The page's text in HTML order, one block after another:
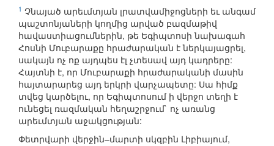
1 Չնայած արեւմտյան լրատվամիջոցների եւ անգամ
պաշտոնյաների կողմից արված բազմաթիվ
հավաստիացումներին, թե Եգիպտոսի նախագահ
Հոսնի Մուբարաքը հրաժարական է ներկայացրել,
սակայն ոչ ոք այդպես էլ չտեսավ այդ կադրերը:
Հայտնի է, որ Մուբարաքի հրաժարականի մասին
հայտարարեց այդ երկրի վարչապետը: Սա հիմք
տվեց կարծելու, որ Եգիպտոսում ի վերջո տեղի է
ունեցել ռազմական հեղաշրջում` ոչ առանց
արեւմտյան աջակցության:
Փետրվարի վերջին–մարտի սկզբին Լիբիայում,